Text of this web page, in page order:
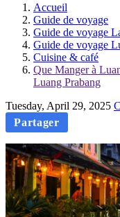
Accueil
Guide de voyage
Guide de voyage
Guide de voyage
Cuisine & café
Que Manger à
Luang Prabang
Tuesday, April 29, 2025
Partager